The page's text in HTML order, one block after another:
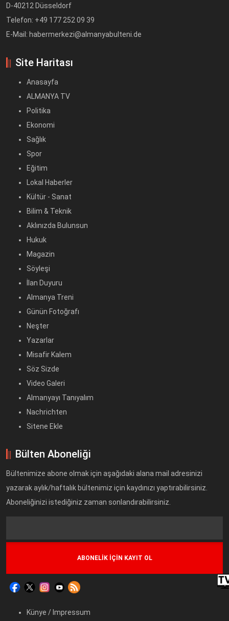
D-40212 Düsseldorf
Telefon: +49 177 252 09 39
E-Mail: habermerkezi@almanyabulteni.de
Site Haritası
Anasayfa
ALMANYA TV
Politika
Ekonomi
Sağlık
Spor
Eğitim
Lokal Haberler
Kültür - Sanat
Bilim & Teknik
Aklınızda Bulunsun
Hukuk
Magazin
Söyleşi
İlan Duyuru
Almanya Treni
Günün Fotoğrafı
Neşter
Yazarlar
Misafir Kalem
Söz Sizde
Video Galeri
Almanyayı Tanıyalım
Nachrichten
Sitene Ekle
Bülten Aboneliği
Bültenimize abone olmak için aşağıdaki alana mail adresinizi
yazarak aylık/haftalık bültenimiz için kaydınızı yaptırabilirsiniz.
Aboneliğinizi istediğiniz zaman sonlandırabilirsiniz.
Künye / Impressum